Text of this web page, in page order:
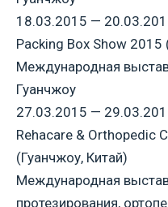
18.03.2015 —
Packing Box Show 2015
Международная
Гуанчжоу
27.03.2015 —
Rehacare & Orthopedic
(Гуанчжоу, Китай)
Международная
протезирования,